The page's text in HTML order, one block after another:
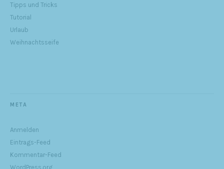
Tipps und Tricks
Tutorial
Urlaub
Weihnachtsseife
META
Anmelden
Eintrags-Feed
Kommentar-Feed
WordPress.org